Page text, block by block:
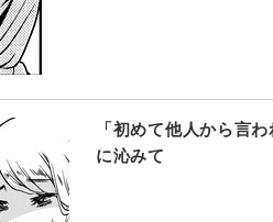
「初めて他人から言
に沁みて